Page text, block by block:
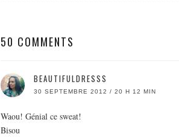
50 COMMENTS
BEAUTIFULDRESSS
30 SEPTEMBRE 2012 / 20 H 12 MIN
Waou! Génial ce sweat!
Bisou